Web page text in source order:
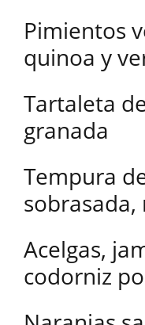
Pimientos
quinoa y
Tartaleta
granada
Tempura
sobrasada,
Acelgas,
codorniz